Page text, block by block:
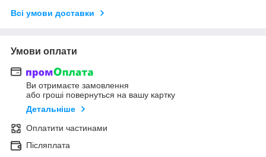
Всі умови доставки
Умови оплати
Ви отримаєте замовлення
або гроші повернуться на вашу картку
Детальніше
Оплатити частинами
Післяплата